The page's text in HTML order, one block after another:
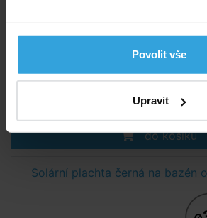
Povolit vše
Upravit
v úterý u vás
2 290,- Kč
do košíku
Solární plachta černá na bazén